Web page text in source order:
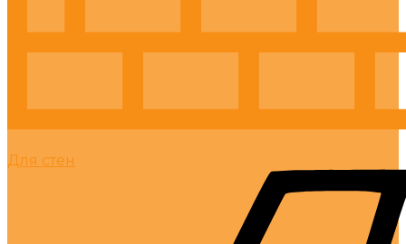
Для стен